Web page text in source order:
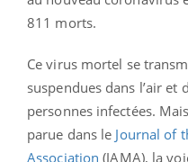
811 morts.
Ce virus mortel se
suspendues dans l’air et
personnes infectées.
parue dans le Journal of
Association (JAMA), la